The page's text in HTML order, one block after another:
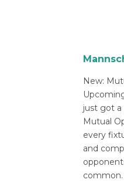
New:
just got a
Mutual
every
and